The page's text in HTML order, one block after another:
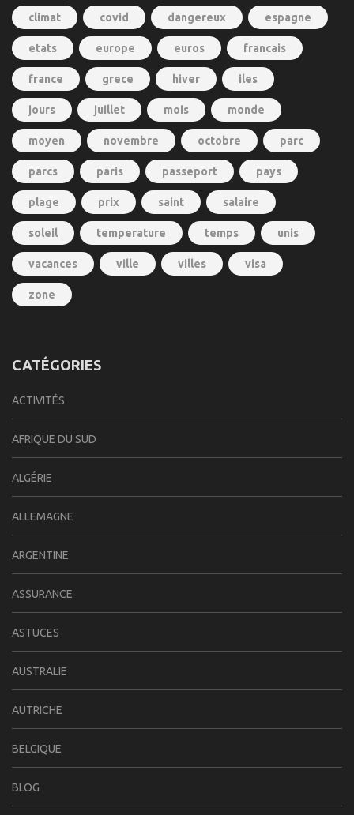
climat covid dangereux espagne
etats europe euros francais
france grece hiver iles
jours juillet mois monde
moyen novembre octobre parc
parcs paris passeport pays
plage prix saint salaire
soleil temperature temps unis
vacances ville villes visa
zone
CATÉGORIES
ACTIVITÉS
AFRIQUE DU SUD
ALGÉRIE
ALLEMAGNE
ARGENTINE
ASSURANCE
ASTUCES
AUSTRALIE
AUTRICHE
BELGIQUE
BLOG